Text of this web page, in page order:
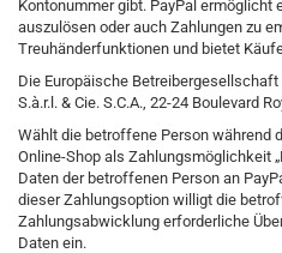
Kontonummer gibt. PayPal ermöglicht
auszulösen oder auch Zahlungen zu
Treuhänderfunktionen und bietet
Die Europäische Betreibergesellschaft
S.à.r.l. & Cie. S.C.A., 22-24 Boulevard
Wählt die betroffene Person während
Online-Shop als Zahlungsmöglichkeit
Daten der betroffenen Person an
dieser Zahlungsoption willigt die
Zahlungsabwicklung erforderliche
Daten ein.